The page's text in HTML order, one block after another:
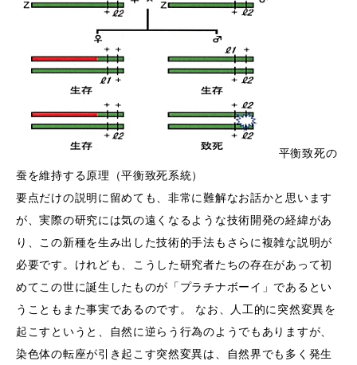
平衡致死の
蚕を維持する原理（平衡致死系統）
要点だけの説明に留めても、非常に難解なお話かと思います
が、実際の研究には気の遠くなるような技術開発の経緯があ
り、この新種を生み出した技術的手法もさらに複雑な説明が
必要です。けれども、こうした研究者たちの存在があって初
めてこの世に誕生したものが「プラチナボーイ」であるとい
うこともまた事実であるのです。 なお、人工的に突然変異を
起こすというと、自然に逆らう行為のようでもありますが、
染色体の転座が引き起こす突然変異は、自然界でも多く発生